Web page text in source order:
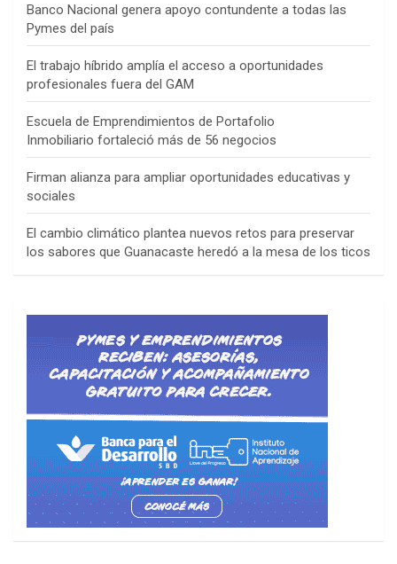
Banco Nacional genera apoyo contundente a todas las
Pymes del país
El trabajo híbrido amplía el acceso a oportunidades
profesionales fuera del GAM
Escuela de Emprendimientos de Portafolio
Inmobiliario fortaleció más de 56 negocios
Firman alianza para ampliar oportunidades educativas y
sociales
El cambio climático plantea nuevos retos para preservar
los sabores que Guanacaste heredó a la mesa de los ticos